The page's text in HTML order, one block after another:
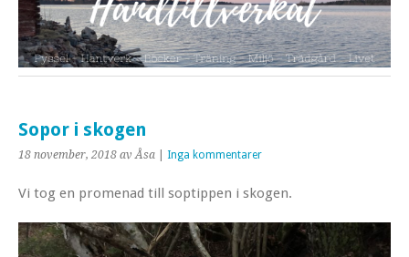
Sopor i skogen
18 november, 2018 av Åsa Inga kommentarer
Vi tog en promenad till soptippen i skogen.